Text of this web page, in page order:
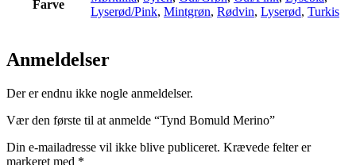
Farve
Lyserød/Pink, Mintgrøn, Rødvin, Lyserød, Turkis
Anmeldelser
Der er endnu ikke nogle anmeldelser.
Vær den første til at anmelde “Tynd Bomuld Merino”
Din e-mailadresse vil ikke blive publiceret. Krævede felter er
markeret med *